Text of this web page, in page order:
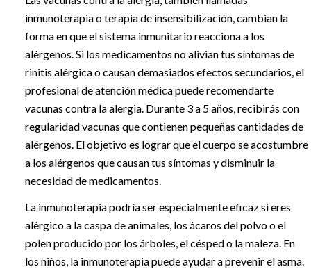
inmunoterapia o terapia de insensibilización, cambian la
forma en que el sistema inmunitario reacciona a los
alérgenos. Si los medicamentos no alivian tus síntomas de
rinitis alérgica o causan demasiados efectos secundarios, el
profesional de atención médica puede recomendarte
vacunas contra la alergia. Durante 3 a 5 años, recibirás con
regularidad vacunas que contienen pequeñas cantidades de
alérgenos. El objetivo es lograr que el cuerpo se acostumbre
a los alérgenos que causan tus síntomas y disminuir la
necesidad de medicamentos.
La inmunoterapia podría ser especialmente eficaz si eres
alérgico a la caspa de animales, los ácaros del polvo o el
polen producido por los árboles, el césped o la maleza. En
los niños, la inmunoterapia puede ayudar a prevenir el asma.